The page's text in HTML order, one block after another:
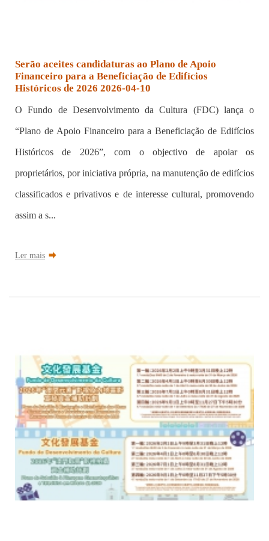
Serão aceites candidaturas ao Plano de Apoio
Financeiro para a Beneficiação de Edifícios
Históricos de 2026 2026-04-10
O Fundo de Desenvolvimento da Cultura (FDC) lança o
“Plano de Apoio Financeiro para a Beneficiação de Edifícios
Históricos de 2026”, com o objectivo de apoiar os
proprietários, por iniciativa própria, na manutenção de edifícios
classificados e privativos e de interesse cultural, promovendo
assim a s...
Ler mais